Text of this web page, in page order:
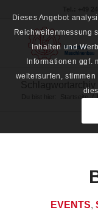
Startseite /
EVENTS,
Dieses Angebot
Reichweitenmessung
Inhalten und
Informationen ggf.
weitersurfen,